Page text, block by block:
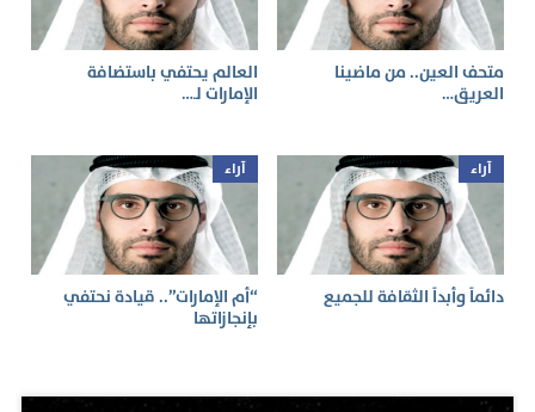
متحف العين.. من ماضينا
العريق…
العالم يحتفي باستضافة
الإمارات لـ…
آراء
دائماً وأبداً الثقافة للجميع
آراء
“أم الإمارات”.. قيادة نحتفي
بإنجازاتها